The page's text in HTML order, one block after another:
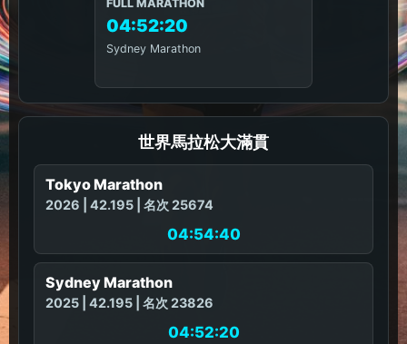
FULL MARATHON
04:52:20
Sydney Marathon
世界馬拉松大滿貫
Tokyo Marathon
2026 | 42.195 | 名次 25674
04:54:40
Sydney Marathon
2025 | 42.195 | 名次 23826
04:52:20